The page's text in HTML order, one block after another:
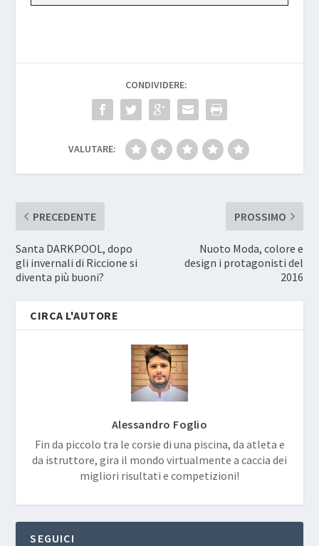
CONDIVIDERE:
VALUTARE:
PRECEDENTE
Santa DARKPOOL, dopo
gli invernali di Riccione si
diventa più buoni?
PROSSIMO
Nuoto Moda, colore e
design i protagonisti del
2016
CIRCA L'AUTORE
Alessandro Foglio
Fin da piccolo tra le corsie di una piscina, da atleta e
da istruttore, gira il mondo virtualmente a caccia dei
migliori risultati e competizioni!
SEGUICI